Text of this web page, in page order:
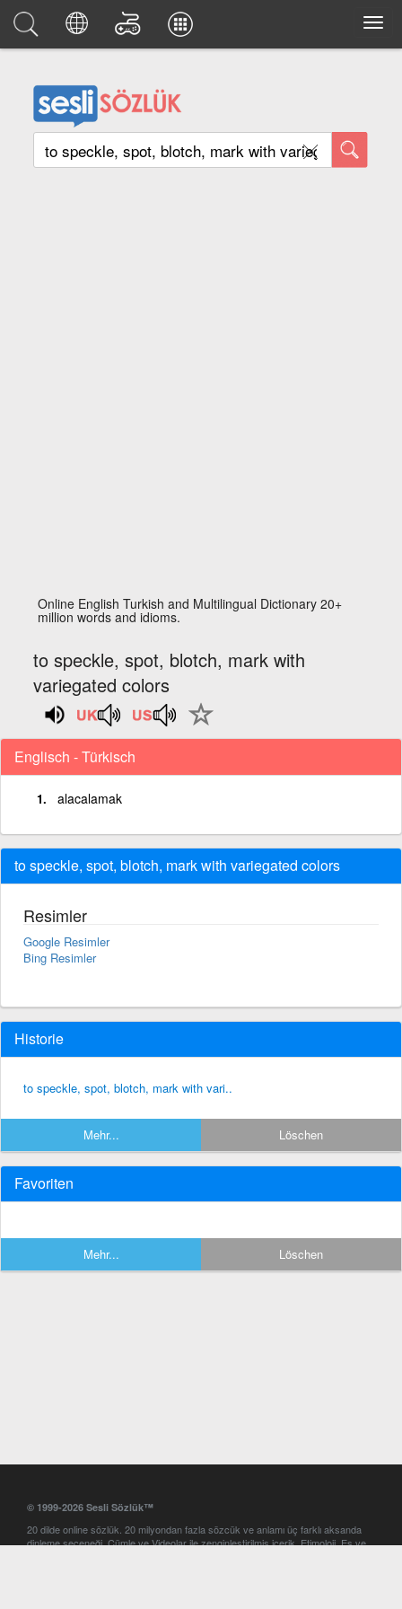
Online English Turkish and Multilingual Dictionary 20+
million words and idioms.
to speckle, spot, blotch, mark with
variegated colors
Englisch - Türkisch
alacalamak
to speckle, spot, blotch, mark with variegated colors
Resimler
Google Resimler
Bing Resimler
Historie
to speckle, spot, blotch, mark with vari..
Mehr... Löschen
Favoriten
Mehr... Löschen
© 1999-2026 Sesli Sözlük™
20 dilde online sözlük. 20 milyondan fazla sözcük ve anlamı üç farklı aksanda
dinleme seçeneği. Cümle ve Videolar ile zenginleştirilmiş içerik. Etimoloji, Eş ve